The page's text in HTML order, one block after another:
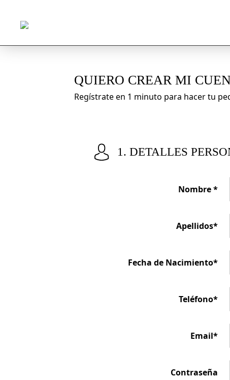
QUIERO CREAR MI
Regístrate en 1 minuto para hacer tu
1. DETALLES
Nombre *
Apellidos*
Fecha de Nacimiento*
Teléfono*
Email*
Contraseña